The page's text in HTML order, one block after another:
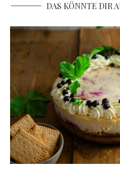
DAS KÖNNTE DIR